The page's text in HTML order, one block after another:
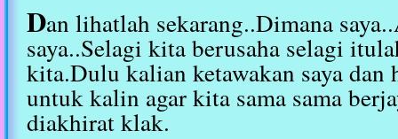
Dan lihatlah sekarang..Dimana
saya..Selagi kita berusaha selagi
kita.Dulu kalian ketawakan saya dan
untuk kalin agar kita sama sama
diakhirat klak.